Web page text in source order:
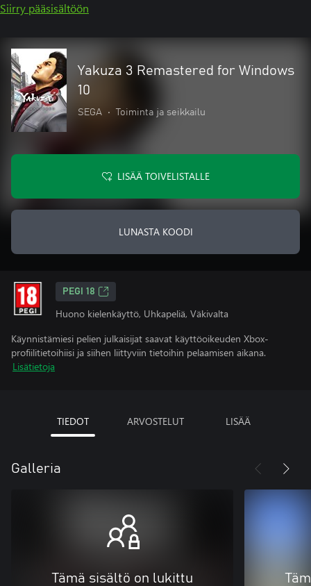
Siirry pääsisältöön
Yakuza 3 Remastered for Windows
10
SEGA • Toiminta ja seikkailu
LISÄÄ TOIVELISTALLE
LUNASTA KOODI
PEGI 18
Huono kielenkäyttö, Uhkapeliä, Väkivalta
Käynnistämiesi pelien julkaisijat saavat käyttöoikeuden Xbox-
profiilitietoihiisi ja siihen liittyviin tietoihin pelaamisen aikana.
Lisätietoja
TIEDOT ARVOSTELUT LISÄÄ
Galleria
Tämä sisältö on lukittu